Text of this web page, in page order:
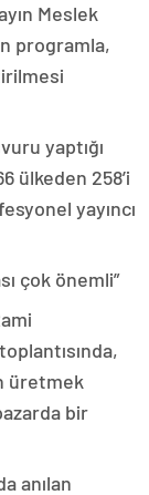
Meslek
programla,
yaptığı
ülkeden 258’i
yayıncı
çok önemli”
üretmek
bir
anılan